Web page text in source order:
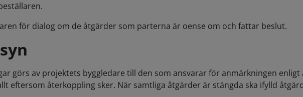
för dialog om de åtgärder som parterna är oense om och fattar beslut.
görs av projektets byggledare till den som ansvarar för anmärkningen
eftersom återkoppling sker. När samtliga åtgärder är stängda ska ifylld